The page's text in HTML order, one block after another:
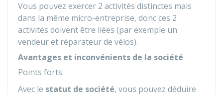
Vous pouvez exercer 2 activités distinctes mais
dans la même micro-entreprise, donc ces 2
activités doivent être liées (par exemple un
vendeur et réparateur de vélos).
Avantages et inconvénients de la société
Points forts
Avec le statut de société, vous pouvez déduire